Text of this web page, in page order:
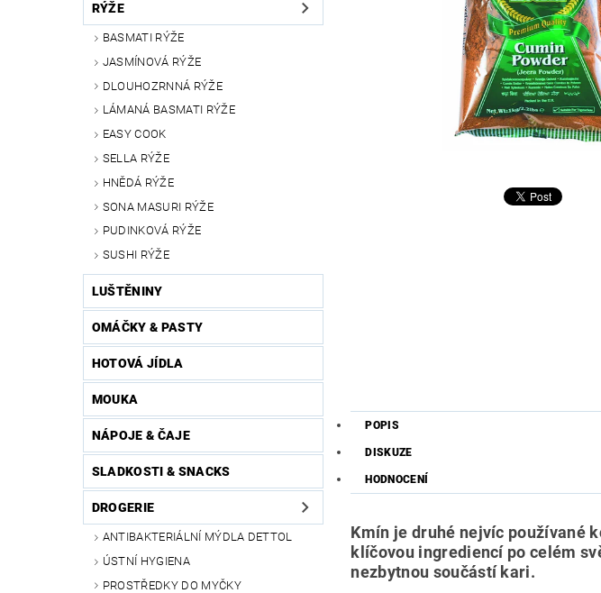
RÝŽE
BASMATI RÝŽE
JASMÍNOVÁ RÝŽE
DLOUHOZRNNÁ RÝŽE
LÁMANÁ BASMATI RÝŽE
EASY COOK
SELLA RÝŽE
HNĚDÁ RÝŽE
SONA MASURI RÝŽE
PUDINKOVÁ RÝŽE
SUSHI RÝŽE
LUŠTĚNINY
OMÁČKY & PASTY
HOTOVÁ JÍDLA
MOUKA
NÁPOJE & ČAJE
SLADKOSTI & SNACKS
DROGERIE
ANTIBAKTERIÁLNÍ MÝDLA DETTOL
ÚSTNÍ HYGIENA
PROSTŘEDKY DO MYČKY
POPIS
DISKUZE
HODNOCENÍ
Kmín je druhé nejvíc používané
klíčovou ingrediencí po celém
nezbytnou součástí kari.